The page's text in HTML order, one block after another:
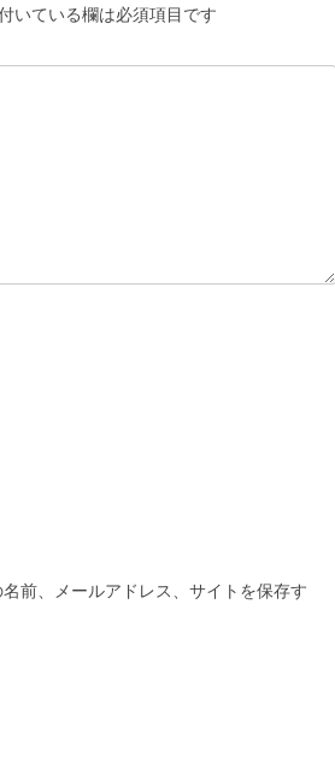
いている欄は必須項目です
前、メールアドレス、サイトを保存す